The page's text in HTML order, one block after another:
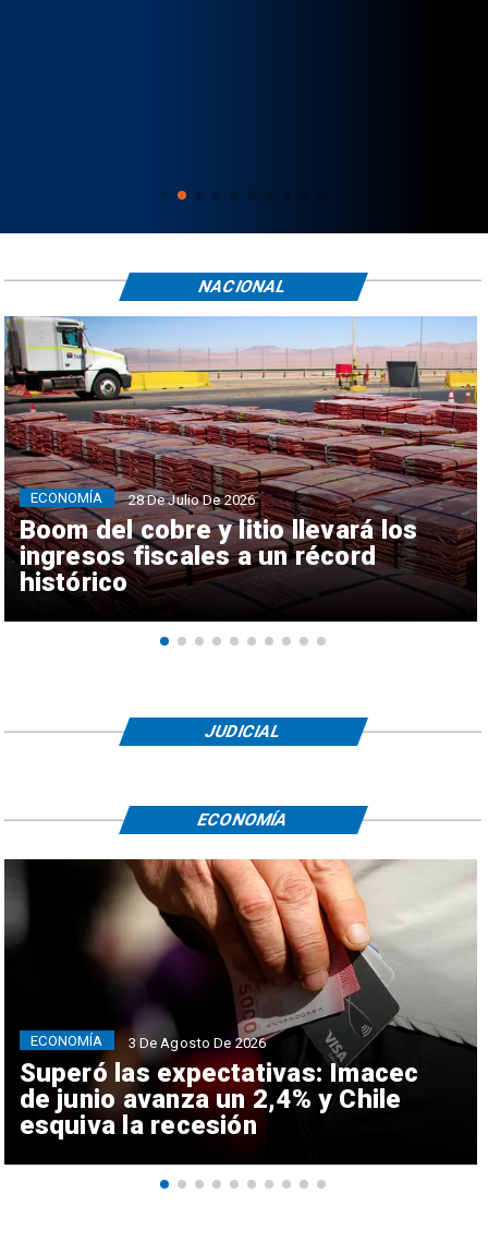
Boom del cobre y litio llevará los
ingresos fiscales a un récord
histórico
ECONOMÍA 28 De Julio De 2026
NACIONAL
JUDICIAL
Superó las expectativas: Imacec
de junio avanza un 2,4% y Chile
esquiva la recesión
ECONOMÍA 3 De Agosto De 2026
ECONOMÍA